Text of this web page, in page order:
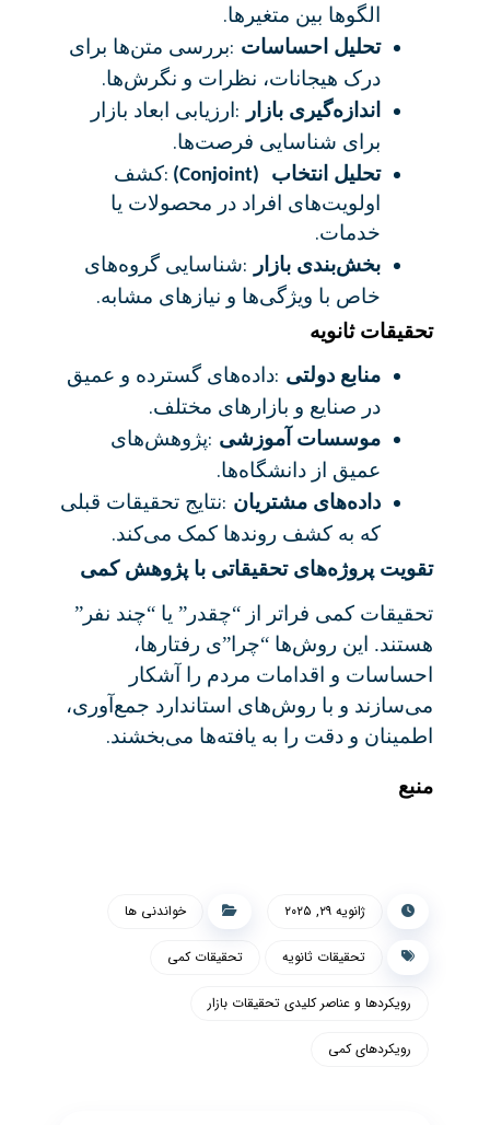
الگوها بین متغیرها.
تحلیل احساسات :بررسی متن‌ها برای
درک هیجانات، نظرات و نگرش‌ها.
اندازه‌گیری بازار : ارزیابی ابعاد بازار
برای شناسایی فرصت‌ها.
تحلیل انتخاب : (Conjoint) کشف
اولویت‌های افراد در محصولات یا
خدمات.
بخش‌بندی بازار :شناسایی گروه‌های
خاص با ویژگی‌ها و نیازهای مشابه.
تحقیقات ثانویه
منابع دولتی :داده‌های گسترده و عمیق
در صنایع و بازارهای مختلف.
موسسات آموزشی :پژوهش‌های
عمیق از دانشگاه‌ها.
داده‌های مشتریان :نتایج تحقیقات قبلی
که به کشف روندها کمک می‌کند.
تقویت پروژه‌های تحقیقاتی با پژوهش کمی
تحقیقات کمی فراتر از “چقدر” یا “چند نفر”
هستند. این روش‌ها “چرا”ی رفتارها،
احساسات و اقدامات مردم را آشکار
می‌سازند و با روش‌های استاندارد جمع‌آوری،
اطمینان و دقت را به یافته‌ها می‌بخشند.
منبع
ژانویه ۲۹, ۲۰۲۵ خواندنی ها
تحقیقات ثانویه تحقیقات کمی
رویکردها و عناصر کلیدی تحقیقات بازار
رویکردهای کمی